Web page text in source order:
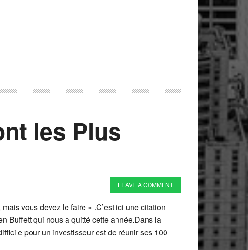
les Plus
LEAVE A COMMENT
vous devez le faire » .C’est ici une citation
Buffett qui nous a quitté cette année.Dans la
pour un investisseur est de réunir ses 100